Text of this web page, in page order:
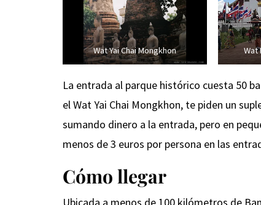
Wat Yai Chai Mongkhon Wat
La entrada al parque histórico cuesta 50
el Wat Yai Chai Mongkhon, te piden un
sumando dinero a la entrada, pero en
menos de 3 euros por persona en las
Cómo llegar
Ubicada a menos de 100 kilómetros de